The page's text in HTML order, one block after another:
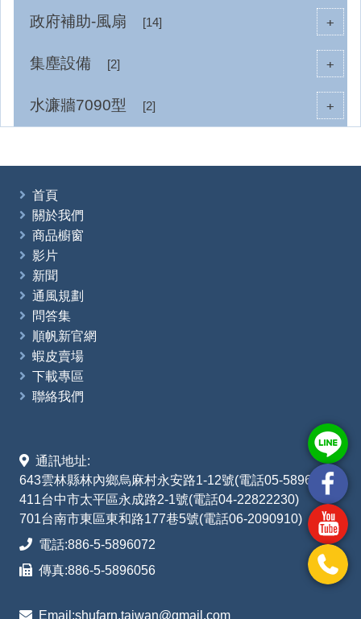
+
政府補助-風扇 [14]
+
集塵設備 [2]
+
水濂牆7090型 [2]
首頁
關於我們
商品櫥窗
影片
新聞
通風規劃
問答集
順帆新官網
蝦皮賣場
下載專區
聯絡我們
通訊地址:
643雲林縣林內鄉烏麻村永安路1-12號(電話05-5896072)
411台中市太平區永成路2-1號(電話04-22822230)
701台南市東區東和路177巷5號(電話06-2090910)
電話:886-5-5896072
傳真:886-5-5896056
Email:shufarn.taiwan@gmail.com